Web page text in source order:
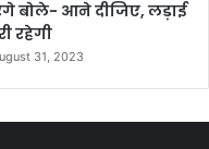
बोले- आने दीजिए, लड़ाई
रहेगी
31, 2023